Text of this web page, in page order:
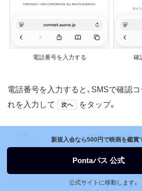
電話番号を入力する 確
電話番号を入力すると、SMSで確認
れを入力して
次へ をタップ。
新規入会なら500円で映画を鑑賞
Pontaパス 公式
公式サイトに移動します。